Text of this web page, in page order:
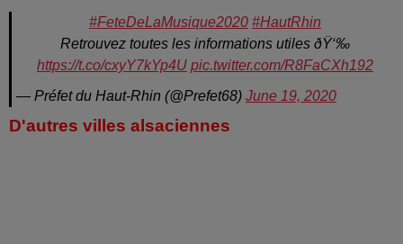
#FeteDeLaMusique2020 #HautRhin
Retrouvez toutes les informations utiles ðŸ‘‰
https://t.co/cxyY7kYp4U pic.twitter.com/R8FaCXh192
— Préfet du Haut-Rhin (@Prefet68) June 19, 2020
D'autres villes alsaciennes